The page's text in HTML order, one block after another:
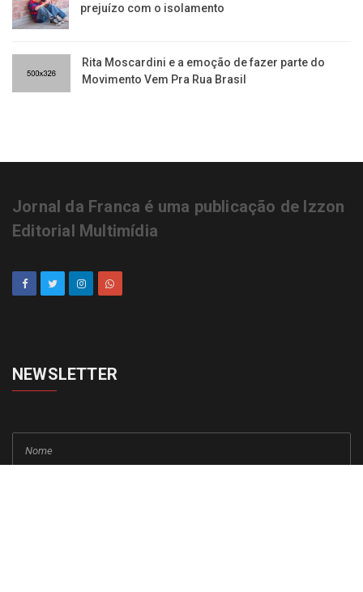
prejuízo com o isolamento
Rita Moscardini e a emoção de fazer parte do
Movimento Vem Pra Rua Brasil
Jornal da Franca é uma publicação de Izzon
Editorial Multimídia
NEWSLETTER